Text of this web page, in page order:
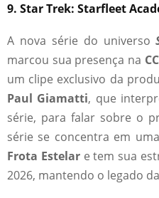
9. Star Trek: Starfleet
A nova série do universo
marcou sua presença na
um clipe exclusivo da
Paul Giamatti, que
série, para falar sobre o
série se concentra em
Frota Estelare tem sua
2026, mantendo o legado